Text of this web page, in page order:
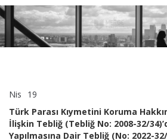
Nis 19
Kıymetini
Koruma
Hakkında
Türk Parası Kıymetini Koruma
İlişkin Tebliğ (Tebliğ No: 2008-32/
Yapılmasına Dair Tebliğ (No: 2022-